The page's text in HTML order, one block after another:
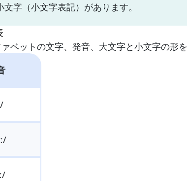
字（小文字表記）があります。
ベットの文字、発音、大文字と小文字の形を